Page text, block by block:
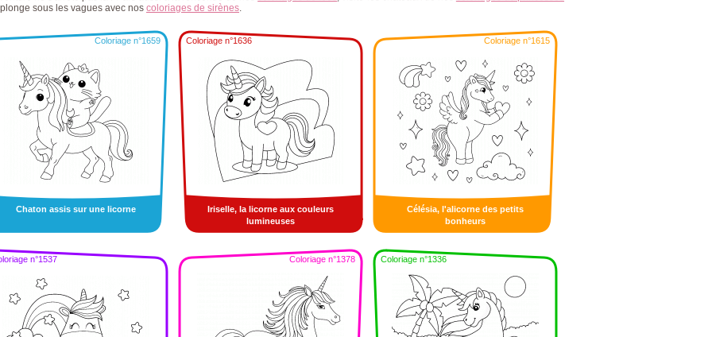
sous les vagues avec nos coloriages de sirènes.
Coloriage n°1659
Chaton assis sur une licorne
Coloriage n°1636
Iriselle, la licorne aux couleurs
lumineuses
Coloriage n°1615
Célésia, l'alicorne des petits
bonheurs
n°1537 Coloriage n°1378 Coloriage n°1336